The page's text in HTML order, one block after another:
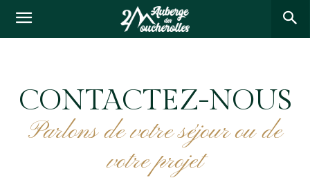
CONTACTEZ-NOUS
Parlons de votre séjour ou de
votre projet